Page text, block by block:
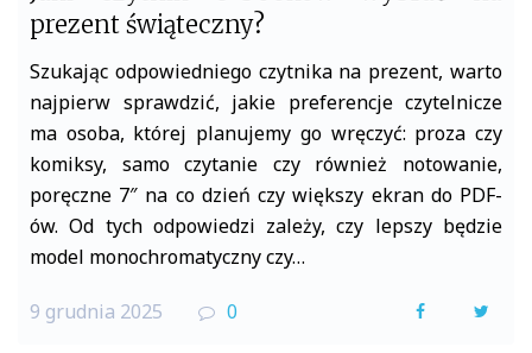
prezent świąteczny?
Szukając odpowiedniego czytnika na prezent, warto
najpierw sprawdzić, jakie preferencje czytelnicze
ma osoba, której planujemy go wręczyć: proza czy
komiksy, samo czytanie czy również notowanie,
poręczne 7″ na co dzień czy większy ekran do PDF-
ów. Od tych odpowiedzi zależy, czy lepszy będzie
model monochromatyczny czy…
9 grudnia 2025 0
F